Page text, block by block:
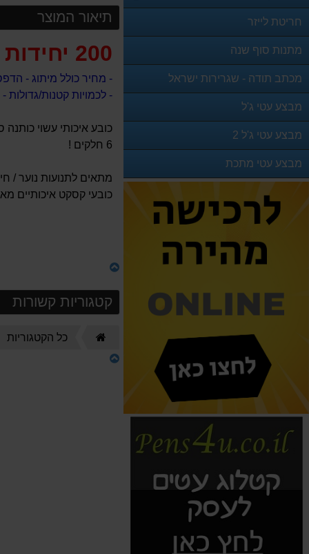
חריטת לייזר
מתנות סוף שנה
מכתב תודה - שגרירות ישראל
מבצע עטי ג'ל
מבצע עטי ג'ל 2
מבצע עטי מתכת
תיאור המוצר
200 יחידות
- מחיר כולל מיתוג -
- לכמויות קטנות/גדולות - אנא
כובע איכותי עשוי
6 חלקים !
מתאים לתנועות נוער /
כובעי קסקט איכותיים
קטגוריות קשורות
כל הקטגוריות